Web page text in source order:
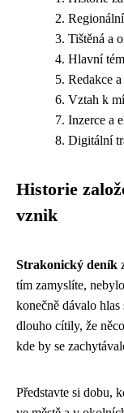
Tištěná a
Hlavní
Redakce
Vztah k
Inzerce a
Digitální
Historie
vznik
Strakonický deník
tím zamyslíte,
konečně dávalo
dlouho cítily, že
kde by se
Představte si dobu,